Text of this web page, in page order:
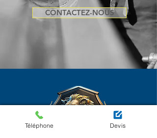
CONTACTEZ-NOUS
Téléphone Devis